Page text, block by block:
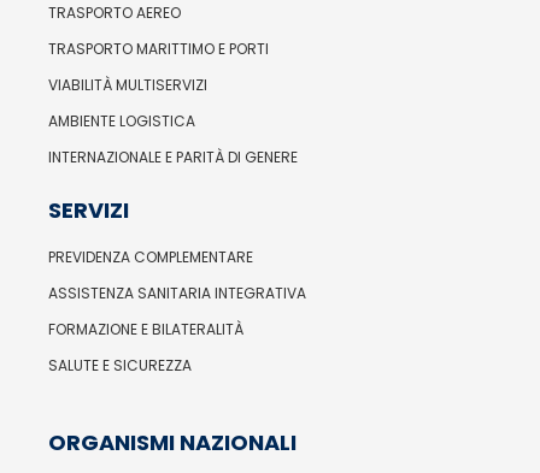
TRASPORTO AEREO
TRASPORTO MARITTIMO E PORTI
VIABILITÀ MULTISERVIZI
AMBIENTE LOGISTICA
INTERNAZIONALE E PARITÀ DI GENERE
SERVIZI
PREVIDENZA COMPLEMENTARE
ASSISTENZA SANITARIA INTEGRATIVA
FORMAZIONE E BILATERALITÀ
SALUTE E SICUREZZA
ORGANISMI NAZIONALI